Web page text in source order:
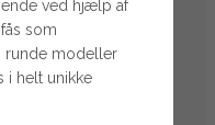
ved hjælp af
som
runde modeller
i helt unikke